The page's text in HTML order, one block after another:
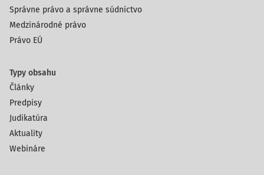
Správne právo a správne súdnictvo
Medzinárodné právo
Právo EÚ
Typy obsahu
Články
Predpisy
Judikatúra
Aktuality
Webináre